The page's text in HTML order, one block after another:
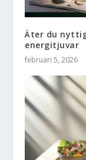
Äter du
energitjuvar
februari 5, 2026